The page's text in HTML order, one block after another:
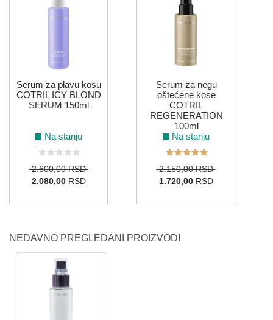
Serum za plavu kosu
COTRIL ICY BLOND
SERUM 150ml
Na stanju
2.600,00 RSD
2.080,00RSD
Serum za negu
oštećene kose
COTRIL
REGENERATION
100ml
Na stanju
2.150,00 RSD
1.720,00RSD
NEDAVNO PREGLEDANI PROIZVODI